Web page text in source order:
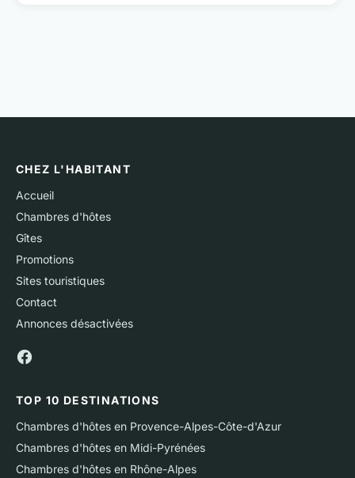
CHEZ L'HABITANT
Accueil
Chambres d'hôtes
Gîtes
Promotions
Sites touristiques
Contact
Annonces désactivées
TOP 10 DESTINATIONS
Chambres d'hôtes en Provence-Alpes-Côte-d'Azur
Chambres d'hôtes en Midi-Pyrénées
Chambres d'hôtes en Rhône-Alpes